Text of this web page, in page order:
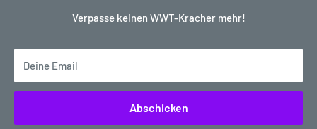
Verpasse keinen WWT-Kracher mehr!
Deine Email
Abschicken